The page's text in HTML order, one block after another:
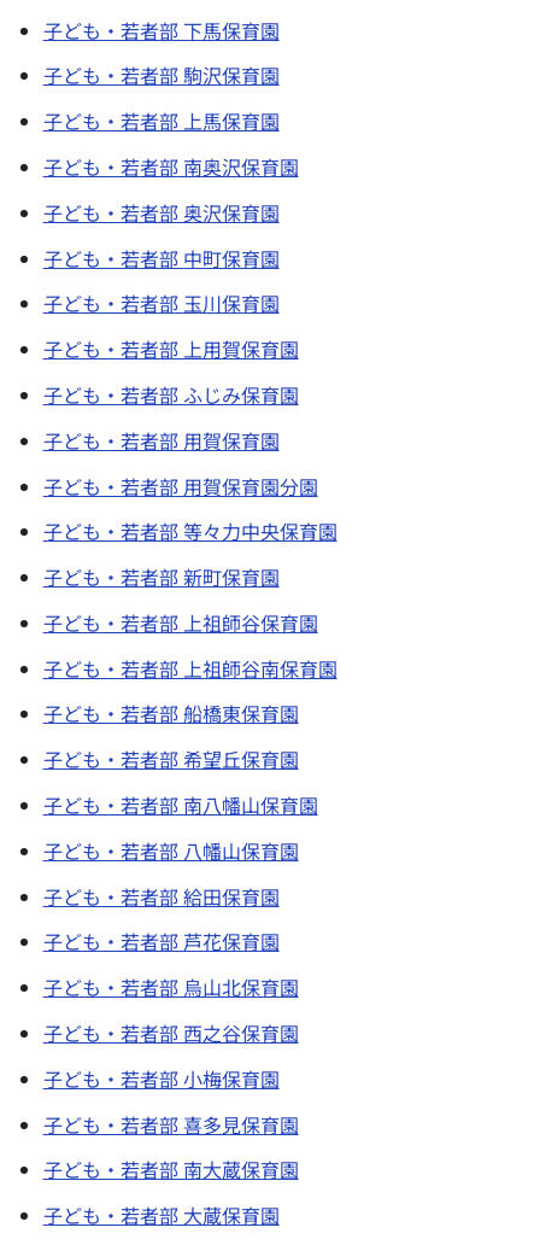
子ども・若者部 下馬保育園
子ども・若者部 駒沢保育園
子ども・若者部 上馬保育園
子ども・若者部 南奥沢保育園
子ども・若者部 奥沢保育園
子ども・若者部 中町保育園
子ども・若者部 玉川保育園
子ども・若者部 上用賀保育園
子ども・若者部 ふじみ保育園
子ども・若者部 用賀保育園
子ども・若者部 用賀保育園分園
子ども・若者部 等々力中央保育園
子ども・若者部 新町保育園
子ども・若者部 上祖師谷保育園
子ども・若者部 上祖師谷南保育園
子ども・若者部 船橋東保育園
子ども・若者部 希望丘保育園
子ども・若者部 南八幡山保育園
子ども・若者部 八幡山保育園
子ども・若者部 給田保育園
子ども・若者部 芦花保育園
子ども・若者部 烏山北保育園
子ども・若者部 西之谷保育園
子ども・若者部 小梅保育園
子ども・若者部 喜多見保育園
子ども・若者部 南大蔵保育園
子ども・若者部 大蔵保育園